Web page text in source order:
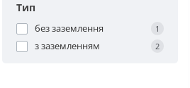
Тип
без заземлення 1
з заземленням 2